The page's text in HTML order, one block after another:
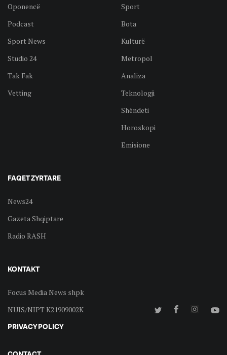
Oponencë
Podcast
Sport News
Studio 24
Tak Fak
Vetting
Sport
Bota
Kulturë
Metropol
Analiza
Teknologji
Shëndeti
Horoskopi
Emisione
FAQET ZYRTARE
News24
Gazeta Shqiptare
Radio RASH
KONTAKT
Focus Media News shpk
NUIS/NIPT K21909002K
PRIVACY POLICY